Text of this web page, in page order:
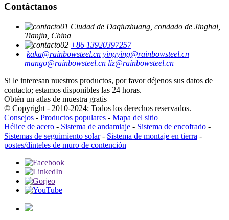
Contáctanos
Ciudad de Daqiuzhuang, condado de Jinghai,
Tianjin, China
+86 13920397257
kaka@rainbowsteel.cn yingying@rainbowsteel.cn
mango@rainbowsteel.cn liz@rainbowsteel.cn
Si le interesan nuestros productos, por favor déjenos sus datos de
contacto; estamos disponibles las 24 horas.
Obtén un atlas de muestra gratis
© Copyright - 2010-2024: Todos los derechos reservados.
Consejos - Productos populares - Mapa del sitio
Hélice de acero - Sistema de andamiaje - Sistema de encofrado -
Sistemas de seguimiento solar- Sistema de montaje en tierra -
postes/dinteles de muro de contención